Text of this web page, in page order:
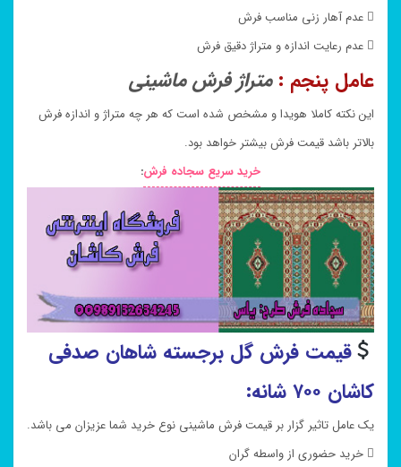
 عدم آهار زنی مناسب فرش
 عدم رعایت اندازه و متراژ دقیق فرش
عامل پنجم : متراژ فرش ماشینی
این نکته کاملا هویدا و مشخص شده است که هر چه متراژ و اندازه فرش
بالاتر باشد قیمت فرش بیشتر خواهد بود.
خرید سریع سجاده فرش:
قیمت فرش گل برجستهشاهان صدفی
کاشان ۷۰۰ شانه:
یک عامل تاثیر گزار بر قیمت فرش ماشینی نوع خرید شما عزیزان می باشد.
 خرید حضوری از واسطه گران